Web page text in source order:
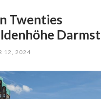
Twenties
12, 2024